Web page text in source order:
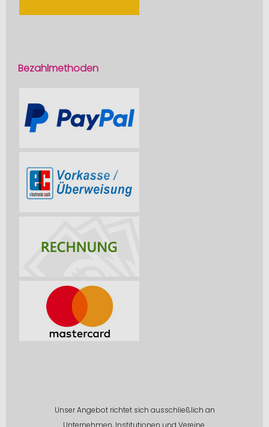
Bezahlmethoden
Unser Angebot richtet sich ausschließlich an
Unternehmen, Institutionen und Vereine.